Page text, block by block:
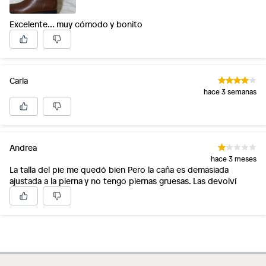
Excelente… muy cómodo y bonito
Carla
hace 3 semanas
Andrea
hace 3 meses
La talla del pie me quedó bien Pero la caña es demasiada
ajustada a la pierna y no tengo piernas gruesas. Las devolví